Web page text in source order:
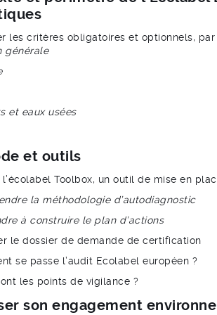
les critères obligatoires et optionnels,
générale
et eaux usées
et outils
Toolbox, un outil de mise en
la méthodologie d’autodiagnostic
à construire le plan d’actions
le dossier de demande de certification
se passe l’audit Ecolabel européen ?
les points de vigilance ?
son engagement